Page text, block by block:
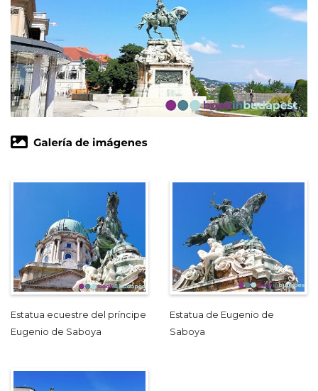
Estatua ecuestre del príncipe
Eugenio de Saboya
Estatua de Eugenio de
Saboya